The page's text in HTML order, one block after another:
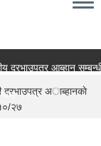
आब्हान
।।।
दरभाउपत्र अाब्हानकाे
२७